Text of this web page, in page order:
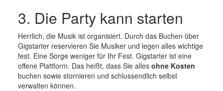
3. Die Party kann starten
Herrlich, die Musik ist organisiert. Durch das Buchen über
Gigstarter reservieren Sie Musiker und legen alles wichtige
fest. Eine Sorge weniger für Ihr Fest. Gigstarter ist eine
offene Plattform. Das heißt, dass Sie alles ohne Kosten
buchen sowie stornieren und schlussendlich selbst
verwalten können.